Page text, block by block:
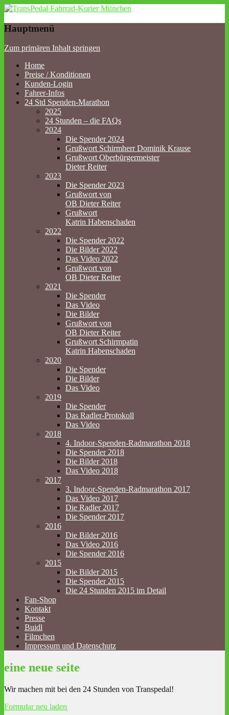
TransPedal Fahrrad-Kurier
München
Hauptmenü
Zum primären Inhalt springen
Home
Preise / Konditionen
Kunden-Login
Fahrer-Infos
24 Std Spenden-Marathon
2025
24 Stunden – die FAQs
2024
Die Spender 2024
Grußwort Schirmherr Dominik Krause
Grußwort Oberbürgermeister
Dieter Reiter
2023
Die Spender 2023
Grußwort von
OB Dieter Reiter
Grußwort
Katrin Habenschaden
2022
Die Spender 2022
Die Bilder 2022
Das Video 2022
Grußwort von
OB Dieter Reiter
2021
Die Spender
Das Video
Die Bilder
Grußwort von
OB Dieter Reiter
Grußwort Schirmpatin
Katrin Habenschaden
2020
Die Spender
Die Bilder
Das Video
2019
Die Spender
Das Radler-Protokoll
Das Video
2018
4. Indoor-Spenden-Radmarathon 2018
Die Spender 2018
Die Bilder 2018
Das Video 2018
2017
3. Indoor-Spenden-Radmarathon 2017
Das Video 2017
Die Radler 2017
Die Spender 2017
2016
Die Bilder 2016
Das Video 2016
Die Spender 2016
2015
Die Bilder 2015
Die Spender 2015
Die 24 Stunden 2015 im Detail
Fan-Shop
Kontakt
Presse
Buidl
Filmchen
Impressum und Datenschutz
eine neue seite
Wir machen mit bei den 24 Stunden von Transpedal!
Formular neu laden